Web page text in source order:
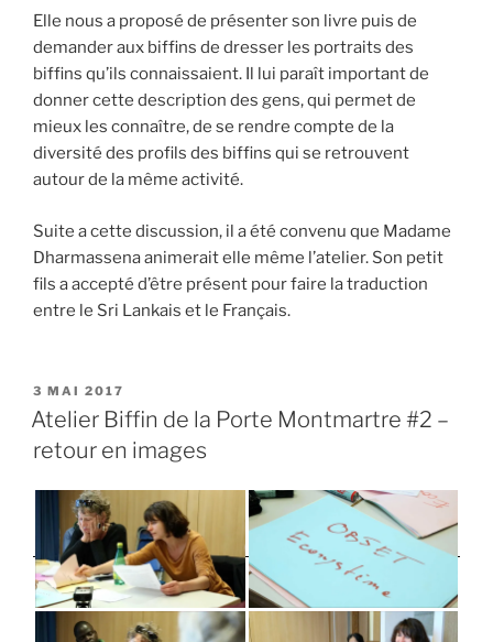
Elle nous a proposé de présenter son livre puis de
demander aux biffins de dresser les portraits des
biffins qu’ils connaissaient. Il lui paraît important de
donner cette description des gens, qui permet de
mieux les connaître, de se rendre compte de la
diversité des profils des biffins qui se retrouvent
autour de la même activité.
Suite a cette discussion, il a été convenu que Madame
Dharmassena animerait elle même l’atelier. Son petit
fils a accepté d’être présent pour faire la traduction
entre le Sri Lankais et le Français.
PUBLIÉ
LE
3 MAI 2017
Atelier Biffin de la Porte Montmartre #2 –
retour en images